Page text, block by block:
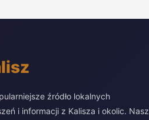
źródło lokalnych
i informacji z Kalisza i okolic. Nasz